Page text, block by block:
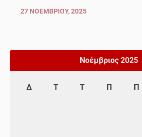
27 ΝΟΕΜΒΡΊΟΥ, 2025
Νοέμβριος 2025
Δ Τ Τ Π Π